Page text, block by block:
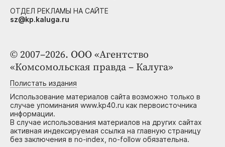
© 2007–2026. ООО «Агентство
«Комсомольская правда – Калуга»
Полистать издания
Использование материалов сайта возможно только в
случае упоминания www.kp40.ru как первоисточника
информации.
В случае использования материалов на других сайтах
активная индексируемая ссылка на главную страницу
без заключения в no-index, no-follow обязательна.
ОТДЕЛ РЕКЛАМЫ НА САЙТЕ
sz@kp.kaluga.ru